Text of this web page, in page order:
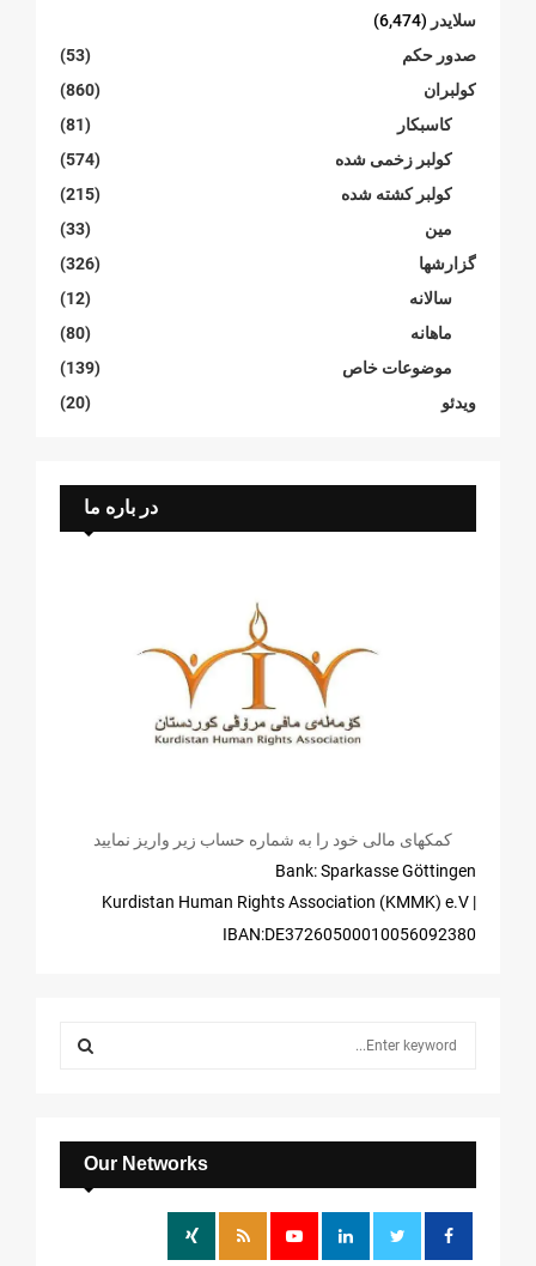
سلایدر (6,474)
صدور حکم
(53)
کولبران
(860)
کاسبکار
(81)
کولبر زخمی شدە
(574)
کولبر کشتە شدە
(215)
مین
(33)
گزارشها
(326)
سالانە
(12)
ماهانە
(80)
موضوعات خاص
(139)
ویدئو
(20)
در باره ما
کمکهای مالی خود را به شماره حساب زیر واریز نمایید
Bank: Sparkasse Göttingen
| Kurdistan Human Rights Association (KMMK) e.V
IBAN:DE37260500010056092380
f
o
E
A
Our Networks